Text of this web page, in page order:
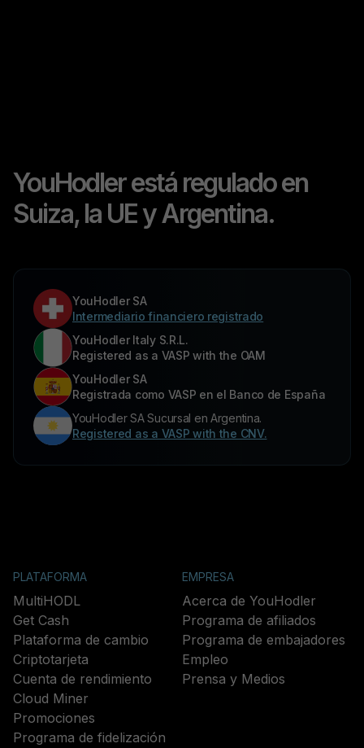
YouHodler está regulado en
Suiza, la UE y Argentina.
YouHodler SA
Intermediario financiero registrado
YouHodler Italy S.R.L.
Registered as a VASP with the OAM
YouHodler SA
Registrada como VASP en el Banco de España
YouHodler SA Sucursal en Argentina.
Registered as a VASP with the CNV.
PLATAFORMA
MultiHODL
Get Cash
Plataforma de cambio
Criptotarjeta
Cuenta de rendimiento
Cloud Miner
Promociones
Programa de fidelización
EMPRESA
Acerca de YouHodler
Programa de afiliados
Programa de embajadores
Empleo
Prensa y Medios